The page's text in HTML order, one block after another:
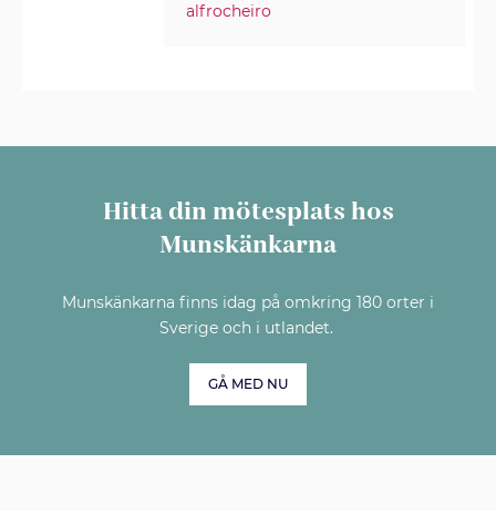
alfrocheiro
Hitta din mötesplats hos
Munskänkarna
Munskänkarna finns idag på omkring 180 orter i
Sverige och i utlandet.
GÅ MED NU